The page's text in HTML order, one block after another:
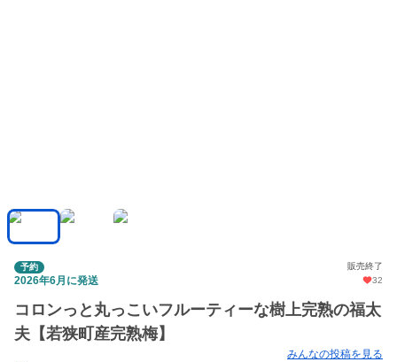
予約 販売終了
2026年6月に発送 32
コロンっと丸っこいフルーティーな樹上完熟の福太
夫【若狭町産完熟梅】
みんなの投稿を見る